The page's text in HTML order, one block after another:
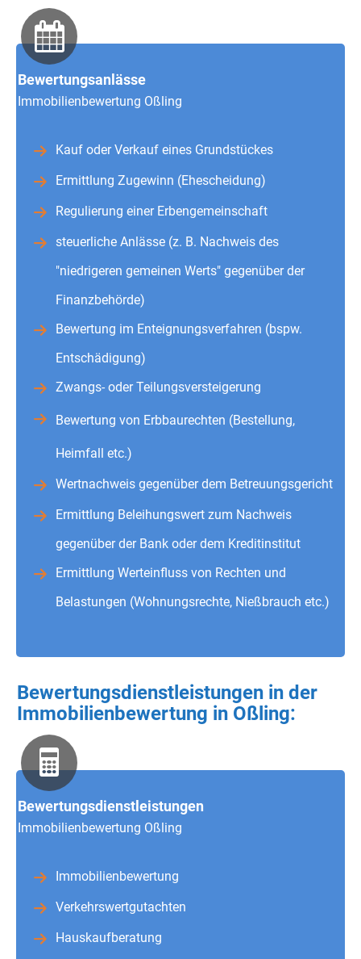
Bewertungsanlässe
Immobilienbewertung Oßling
Kauf oder Verkauf eines Grundstückes
Ermittlung Zugewinn (Ehescheidung)
Regulierung einer Erbengemeinschaft
steuerliche Anlässe (z. B. Nachweis des
"niedrigeren gemeinen Werts" gegenüber der
Finanzbehörde)
Bewertung im Enteignungsverfahren (bspw.
Entschädigung)
Zwangs- oder Teilungsversteigerung
Bewertung von Erbbaurechten (Bestellung,
Heimfall etc.)
Wertnachweis gegenüber dem Betreuungsgericht
Ermittlung Beleihungswert zum Nachweis
gegenüber der Bank oder dem Kreditinstitut
Ermittlung Werteinfluss von Rechten und
Belastungen (Wohnungsrechte, Nießbrauch etc.)
Bewertungsdienstleistungen in der
Immobilienbewertung in Oßling:
Bewertungsdienstleistungen
Immobilienbewertung Oßling
Immobilienbewertung
Verkehrswertgutachten
Hauskaufberatung